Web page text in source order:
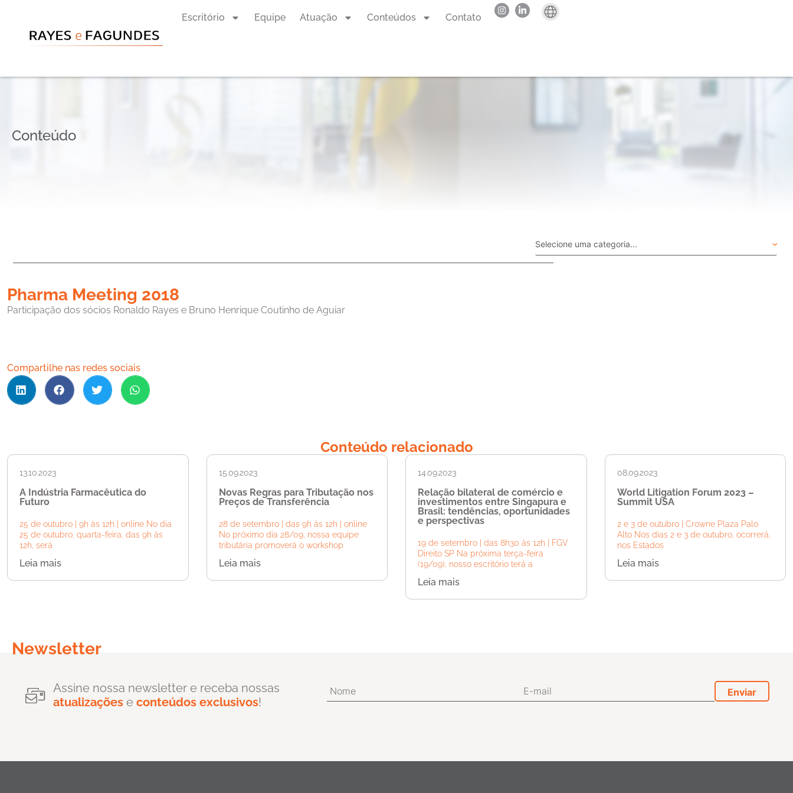
Escritório Equipe Atuação Conteúdos Contato
Conteúdo
Pharma Meeting 2018
Participação dos sócios Ronaldo Rayes e Bruno Henrique Coutinho de Aguiar
Compartilhe nas redes sociais
Conteúdo relacionado
13.10.2023
A Indústria Farmacêutica do
Futuro
25 de outubro | 9h às 12h | online No dia
25 de outubro, quarta-feira, das 9h às
12h, será
Leia mais
15.09.2023
Novas Regras para Tributação nos
Preços de Transferência
28 de setembro | das 9h às 12h | online
No próximo dia 28/09, nossa equipe
tributária promoverá o workshop
Leia mais
14.09.2023
Relação bilateral de comércio e
investimentos entre Singapura e
Brasil: tendências, oportunidades
e perspectivas
19 de setembro | das 8h30 às 12h | FGV
Direito SP Na próxima terça-feira
(19/09), nosso escritório terá a
Leia mais
08.09.2023
World Litigation Forum 2023 –
Summit USA
2 e 3 de outubro | Crowne Plaza Palo
Alto Nos dias 2 e 3 de outubro, ocorrerá,
nos Estados
Leia mais
Newsletter
Assine nossa newsletter e receba nossas
atualizações e conteúdos exclusivos!